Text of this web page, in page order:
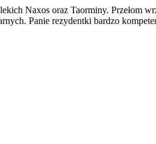
Naxos oraz Taorminy. Przełom
Panie rezydentki bardzo